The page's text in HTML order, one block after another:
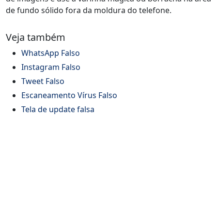
de fundo sólido fora da moldura do telefone.
Veja também
WhatsApp Falso
Instagram Falso
Tweet Falso
Escaneamento Vírus Falso
Tela de update falsa